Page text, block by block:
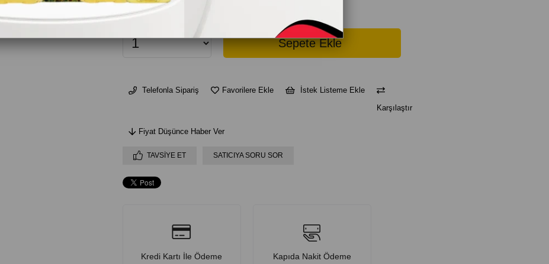
Telefonla Sipariş Favorilere Ekle
İstek Listeme Ekle
Karşılaştır
Fiyat Düşünce Haber Ver
TAVSIYE ET SATICIYA SORU SOR
Kredi Kartı İle Ödeme Kapıda Nakit Ödeme